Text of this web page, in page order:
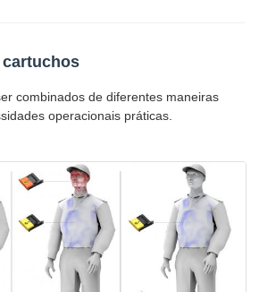
combinados de diferentes maneiras
operacionais práticas.